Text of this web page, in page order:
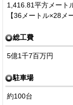
1,416.81平方メー
【36メートル×28メ
総工費
5億1千7百万円
駐車場
約100台